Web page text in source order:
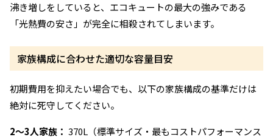
沸き増しをしていると、エコキュートの最大の強みである
「光熱費の安さ」が完全に相殺されてしまいます。
家族構成に合わせた適切な容量目安
初期費用を抑えたい場合でも、以下の家族構成の基準だけは
絶対に死守してください。
2〜3人家族： 370L（標準サイズ・最もコストパフォーマンス